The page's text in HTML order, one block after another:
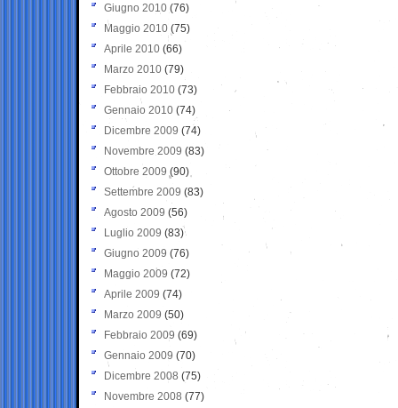
Giugno 2010 (76)
Maggio 2010 (75)
Aprile 2010 (66)
Marzo 2010 (79)
Febbraio 2010 (73)
Gennaio 2010 (74)
Dicembre 2009 (74)
Novembre 2009 (83)
Ottobre 2009 (90)
Settembre 2009 (83)
Agosto 2009 (56)
Luglio 2009 (83)
Giugno 2009 (76)
Maggio 2009 (72)
Aprile 2009 (74)
Marzo 2009 (50)
Febbraio 2009 (69)
Gennaio 2009 (70)
Dicembre 2008 (75)
Novembre 2008 (77)